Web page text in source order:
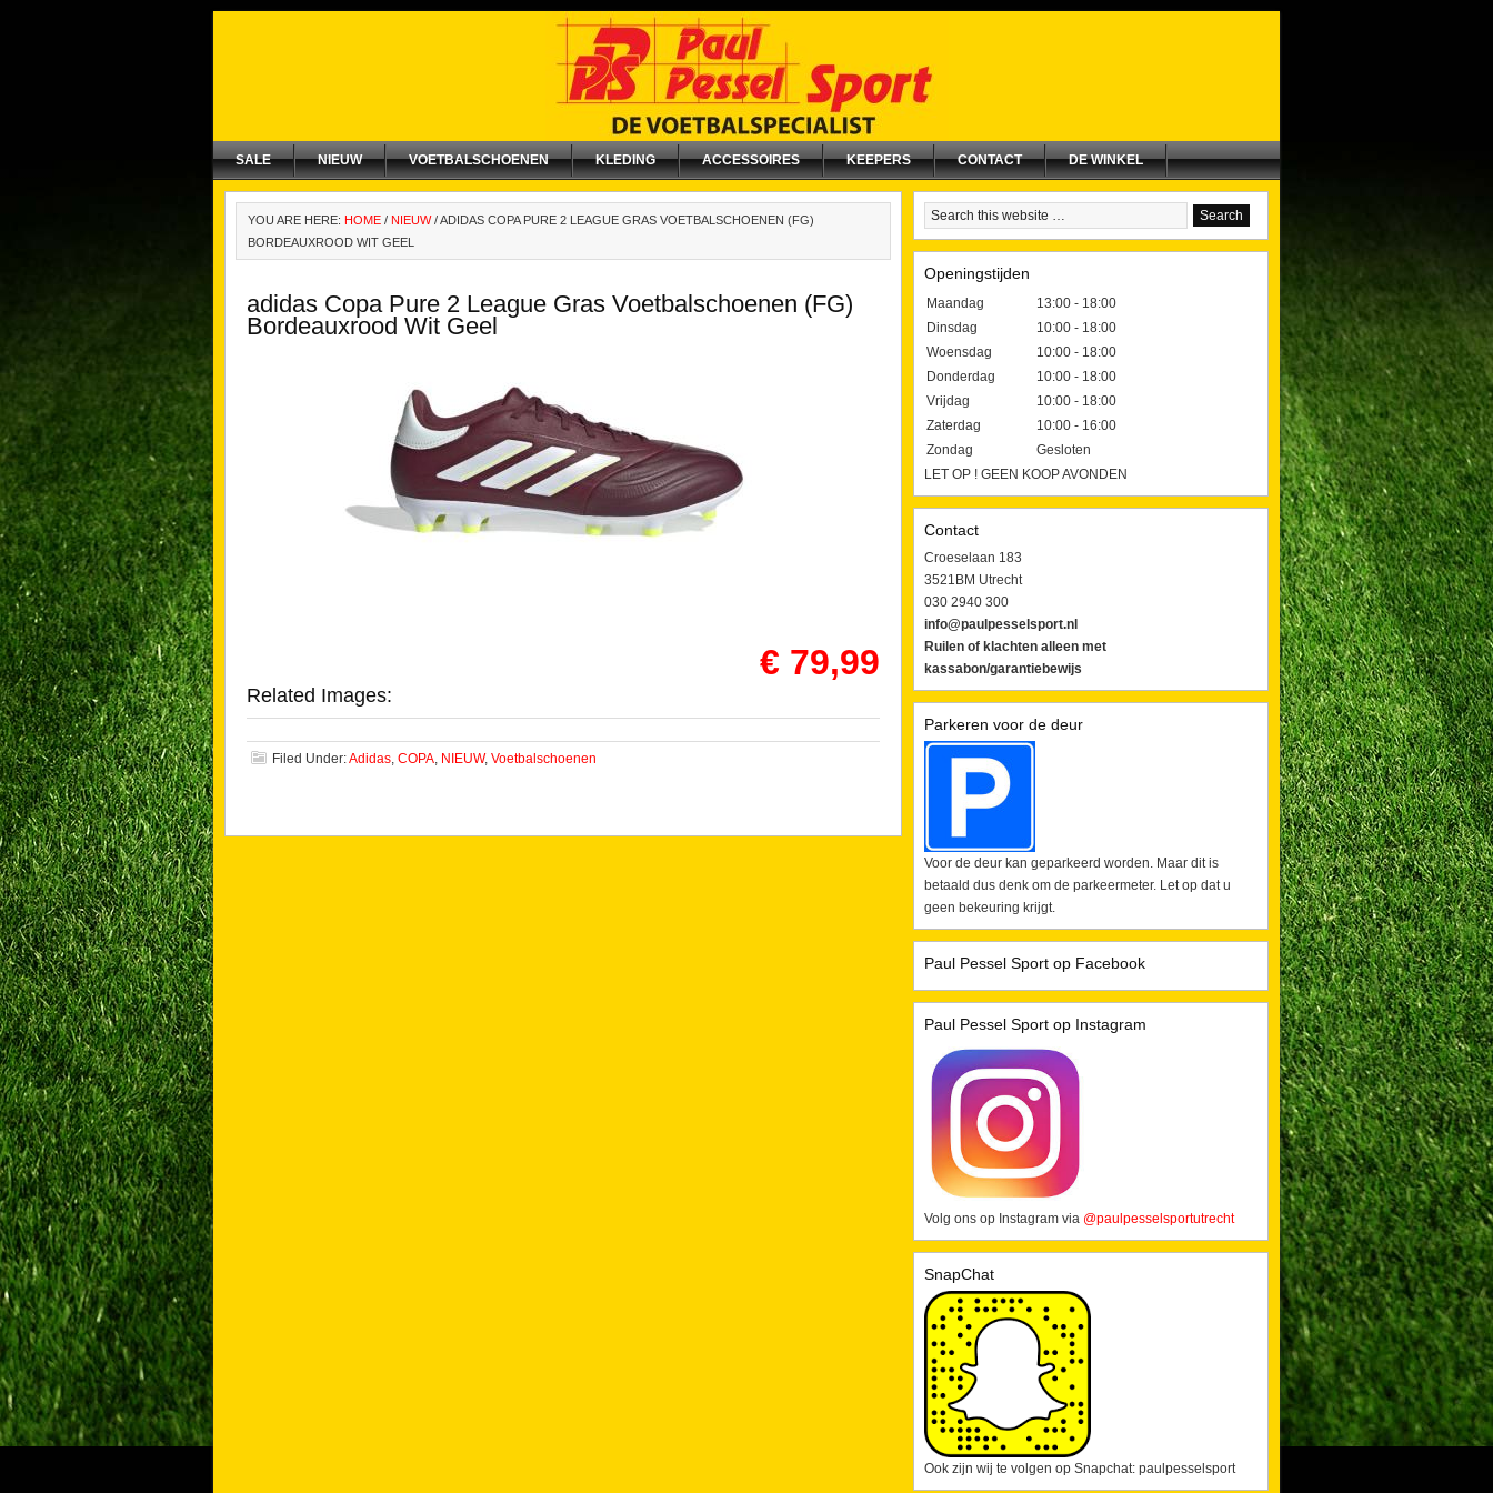
SALE NIEUW VOETBALSCHOENEN KLEDING ACCESSOIRES KEEPERS CONTACT DE WINKEL
YOU ARE HERE: HOME / NIEUW /ADIDAS COPA PURE 2 LEAGUE GRAS VOETBALSCHOENEN (FG)
BORDEAUXROOD WIT GEEL
adidas Copa Pure 2 League Gras Voetbalschoenen (FG)
Bordeauxrood Wit Geel
€ 79,99
Related Images:
Filed Under:Adidas, COPA, NIEUW, Voetbalschoenen
Openingstijden
Maandag
13:00 - 18:00
Dinsdag
10:00 - 18:00
Woensdag
10:00 - 18:00
Donderdag
10:00 - 18:00
Vrijdag
10:00 - 18:00
Zaterdag
10:00 - 16:00
Zondag
Gesloten
LET OP ! GEEN KOOP AVONDEN
Contact
Croeselaan 183
3521BM Utrecht
030 2940 300
info@paulpesselsport.nl
Ruilen of klachten alleen met
kassabon/garantiebewijs
Parkeren voor de deur
Voor de deur kan geparkeerd worden. Maar dit is
betaald dus denk om de parkeermeter. Let op dat u
geen bekeuring krijgt.
Paul Pessel Sport op Facebook
Paul Pessel Sport op Instagram
Volg ons op Instagram via @paulpesselsportutrecht
SnapChat
Ook zijn wij te volgen op Snapchat: paulpesselsport